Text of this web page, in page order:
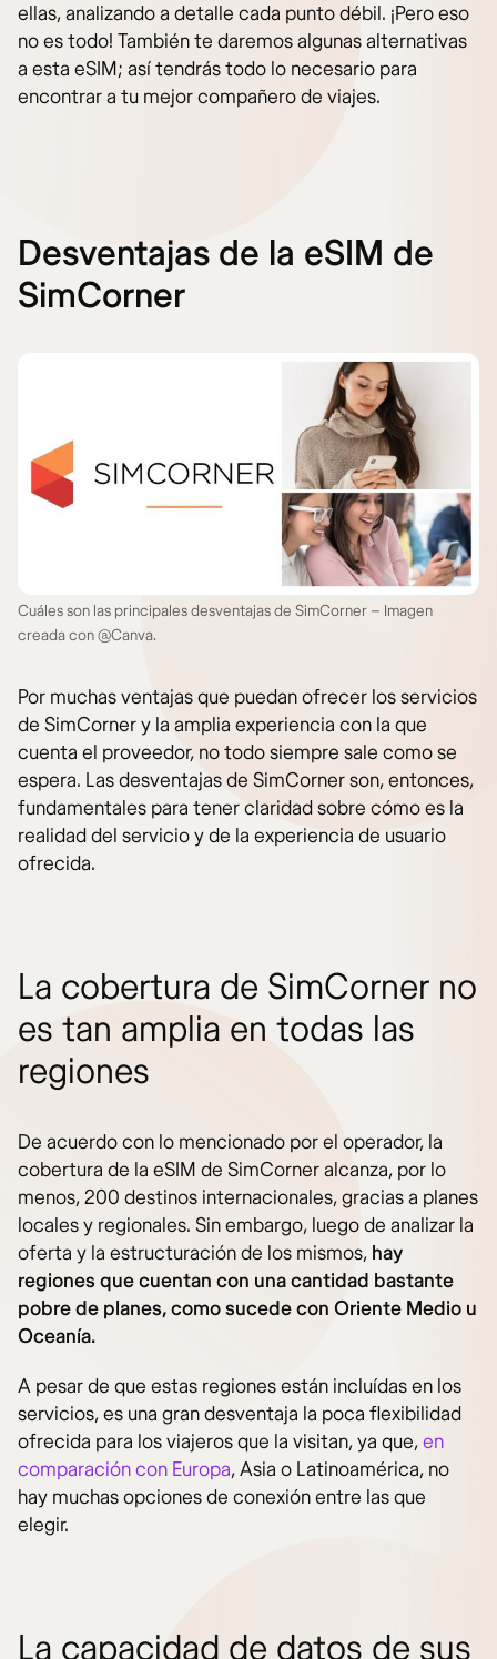
ellas, analizando a detalle cada punto débil. ¡Pero eso
no es todo! También te daremos algunas alternativas
a esta eSIM; así tendrás todo lo necesario para
encontrar a tu mejor compañero de viajes.
Desventajas de la eSIM de
SimCorner
Cuáles son las principales desventajas de SimCorner – Imagen
creada con @Canva.
Por muchas ventajas que puedan ofrecer los servicios
de SimCorner y la amplia experiencia con la que
cuenta el proveedor, no todo siempre sale como se
espera. Las desventajas de SimCorner son, entonces,
fundamentales para tener claridad sobre cómo es la
realidad del servicio y de la experiencia de usuario
ofrecida.
La cobertura de SimCorner no
es tan amplia en todas las
regiones
De acuerdo con lo mencionado por el operador, la
cobertura de la eSIM de SimCorner alcanza, por lo
menos, 200 destinos internacionales, gracias a planes
locales y regionales. Sin embargo, luego de analizar la
oferta y la estructuración de los mismos, hay
regiones que cuentan con una cantidad bastante
pobre de planes, como sucede con Oriente Medio u
Oceanía.
A pesar de que estas regiones están incluídas en los
servicios, es una gran desventaja la poca flexibilidad
ofrecida para los viajeros que la visitan, ya que,en
comparación con Europa, Asia o Latinoamérica, no
hay muchas opciones de conexión entre las que
elegir.
La capacidad de datos de sus